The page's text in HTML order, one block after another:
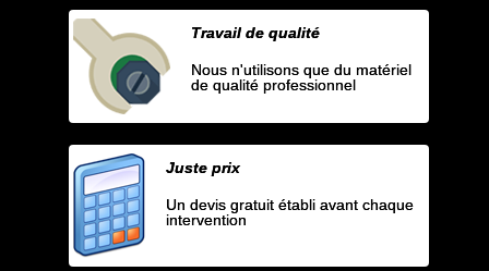
Travail de qualité
Nous n'utilisons que du matériel
de qualité professionnel
Juste prix
Un devis gratuit établi avant chaque
intervention